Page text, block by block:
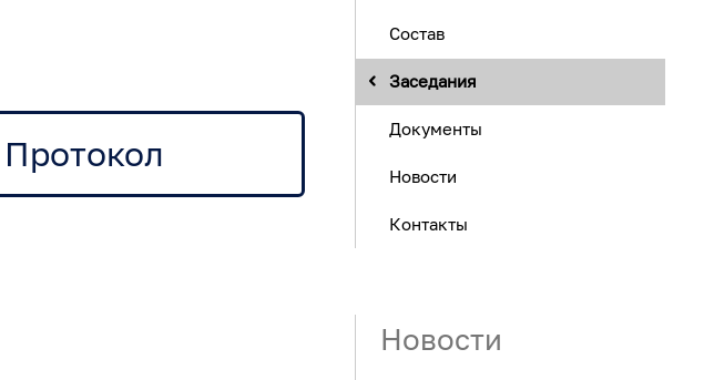
Протокол
Состав
Заседания
Документы
Новости
Контакты
Новости